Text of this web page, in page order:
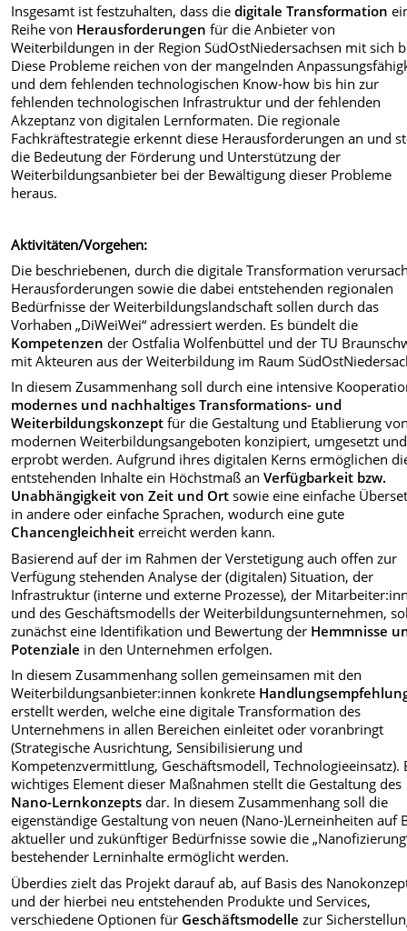
Insgesamt ist festzuhalten, dass diedigitale Transformation
Reihe von Herausforderungen für die Anbieter von
Weiterbildungen in der Region SüdOstNiedersachsen mit sich
Diese Probleme reichen von der mangelnden
und dem fehlenden technologischen Know-how bis hin zur
fehlenden technologischen Infrastruktur und der fehlenden
Akzeptanz von digitalen Lernformaten. Die regionale
Fachkräftestrategie erkennt diese Herausforderungen an und
die Bedeutung der Förderung und Unterstützung der
Weiterbildungsanbieter bei der Bewältigung dieser Probleme
heraus.
Aktivitäten/Vorgehen:
Die beschriebenen, durch die digitale Transformation
Herausforderungen sowie die dabei entstehenden regionalen
Bedürfnisse der Weiterbildungslandschaft sollen durch das
Vorhaben „DiWeiWei“ adressiert werden. Es bündelt die
Kompetenzen der Ostfalia Wolfenbüttel und der TU
mit Akteuren aus der Weiterbildung im Raum
In diesem Zusammenhang soll durch eine intensive
modernes und nachhaltiges Transformations- und
Weiterbildungskonzept für die Gestaltung und Etablierung
modernen Weiterbildungsangeboten konzipiert, umgesetzt und
erprobt werden. Aufgrund ihres digitalen Kerns ermöglichen
entstehenden Inhalte ein Höchstmaß anVerfügbarkeit bzw.
Unabhängigkeit von Zeit und Ort sowie eine einfache
in andere oder einfache Sprachen, wodurch eine gute
Chancengleichheit erreicht werden kann.
Basierend auf der im Rahmen der Verstetigung auch offen zur
Verfügung stehenden Analyse der (digitalen) Situation, der
Infrastruktur (interne und externe Prozesse), der
und des Geschäftsmodells der Weiterbildungsunternehmen,
zunächst eine Identifikation und Bewertung der Hemmnisse
Potenziale in den Unternehmen erfolgen.
In diesem Zusammenhang sollen gemeinsamen mit den
Weiterbildungsanbieter:innen konkrete
erstellt werden, welche eine digitale Transformation des
Unternehmens in allen Bereichen einleitet oder voranbringt
(Strategische Ausrichtung, Sensibilisierung und
Kompetenzvermittlung, Geschäftsmodell, Technologieeinsatz).
wichtiges Element dieser Maßnahmen stellt die Gestaltung des
Nano-Lernkonzepts dar. In diesem Zusammenhang soll die
eigenständige Gestaltung von neuen (Nano-)Lerneinheiten auf
aktueller und zukünftiger Bedürfnisse sowie die
bestehender Lerninhalte ermöglicht werden.
Überdies zielt das Projekt darauf ab, auf Basis des
und der hierbei neu entstehenden Produkte und Services,
verschiedene Optionen für Geschäftsmodelle zur